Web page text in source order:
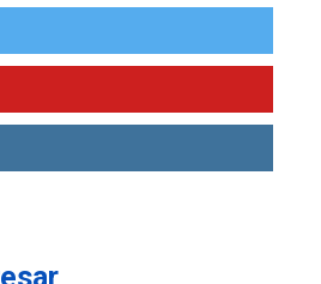
alcanzar 3 millones de bdp
REGIONALES ÚLTIMA HORA
eleva sus velas en
Programa “Cuidadores 360”